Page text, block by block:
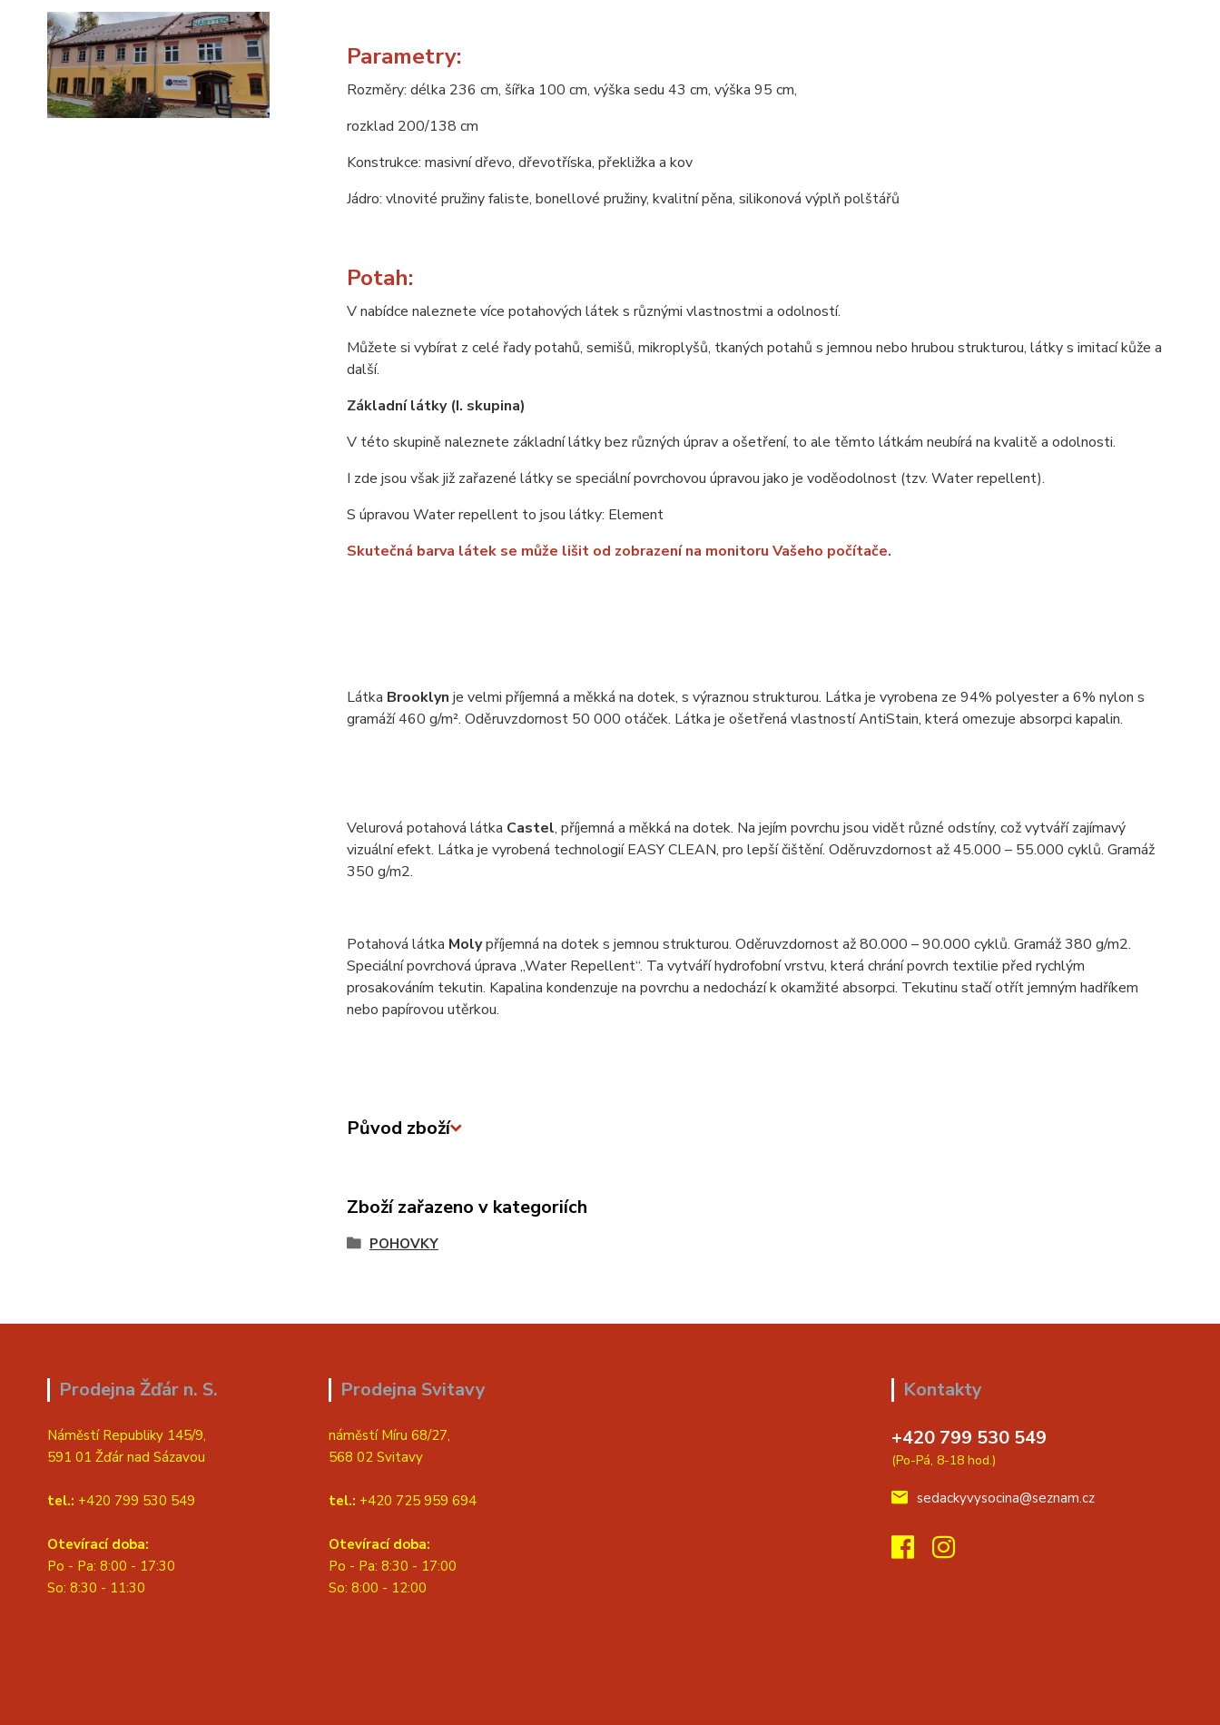
Parametry:
Rozměry: délka 236 cm, šířka 100 cm, výška sedu 43 cm, výška 95 cm,
rozklad 200/138 cm
Konstrukce: masivní dřevo, dřevotříska, překližka a kov
Jádro: vlnovité pružiny faliste, bonellové pružiny, kvalitní pěna, silikonová výplň polštářů
Potah:
V nabídce naleznete více potahových látek s různými vlastnostmi a odolností.
Můžete si vybírat z celé řady potahů, semišů, mikroplyšů, tkaných potahů s jemnou nebo hrubou strukturou, látky s imitací kůže a
další.
Základní látky (I. skupina)
V této skupině naleznete základní látky bez různých úprav a ošetření, to ale těmto látkám neubírá na kvalitě a odolnosti.
I zde jsou však již zařazené látky se speciální povrchovou úpravou jako je voděodolnost (tzv. Water repellent).
S úpravou Water repellent to jsou látky: Element
Skutečná barva látek se může lišit od zobrazení na monitoru Vašeho počítače.
Látka Brooklyn je velmi příjemná a měkká na dotek, s výraznou strukturou. Látka je vyrobena ze 94% polyester a 6% nylon s
gramáží 460 g/m². Oděruvzdornost 50 000 otáček. Látka je ošetřená vlastností AntiStain, která omezuje absorpci kapalin.
Velurová potahová látka Castel, příjemná a měkká na dotek. Na jejím povrchu jsou vidět různé odstíny, což vytváří zajímavý
vizuální efekt. Látka je vyrobená technologií EASY CLEAN, pro lepší čištění. Oděruvzdornost až 45.000 – 55.000 cyklů. Gramáž
350 g/m2.
Potahová látka Molypříjemná na dotek s jemnou strukturou. Oděruvzdornost až 80.000 – 90.000 cyklů. Gramáž 380 g/m2.
Speciální povrchová úprava „Water Repellent“. Ta vytváří hydrofobní vrstvu, která chrání povrch textilie před rychlým
prosakováním tekutin. Kapalina kondenzuje na povrchu a nedochází k okamžité absorpci. Tekutinu stačí otřít jemným hadříkem
nebo papírovou utěrkou.
Původ zboží
Zboží zařazeno v kategoriích
POHOVKY
Prodejna Žďár n. S.
Náměstí Republiky 145/9,
591 01 Žďár nad Sázavou
tel.: +420 799 530 549
Otevírací doba:
Po - Pa: 8:00 - 17:30
So: 8:30 - 11:30
Prodejna Svitavy
náměstí Míru 68/27,
568 02 Svitavy
tel.: +420 725 959 694
Otevírací doba:
Po - Pa: 8:30 - 17:00
So: 8:00 - 12:00
Kontakty
+420 799 530 549
(Po-Pá, 8-18 hod.)
sedackyvysocina@seznam.cz